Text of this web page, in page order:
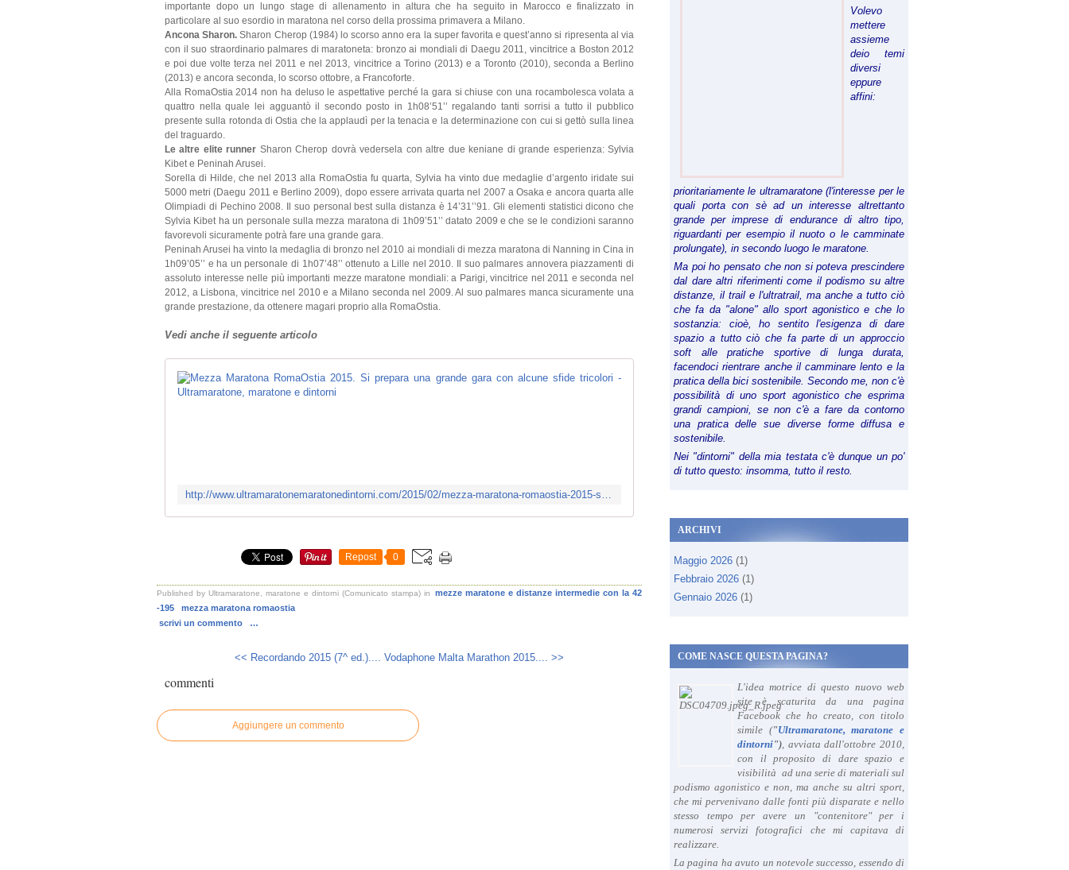
importante dopo un lungo stage di allenamento in altura che ha seguito in Marocco e finalizzato in
particolare al suo esordio in maratona nel corso della prossima primavera a Milano.
Ancona Sharon. Sharon Cherop (1984) lo scorso anno era la super favorita e quest’anno si ripresenta al via
con il suo straordinario palmares di maratoneta: bronzo ai mondiali di Daegu 2011, vincitrice a Boston 2012
e poi due volte terza nel 2011 e nel 2013, vincitrice a Torino (2013) e a Toronto (2010), seconda a Berlino
(2013) e ancora seconda, lo scorso ottobre, a Francoforte.
Alla RomaOstia 2014 non ha deluso le aspettative perché la gara si chiuse con una rocambolesca volata a
quattro nella quale lei agguantò il secondo posto in 1h08’51’’ regalando tanti sorrisi a tutto il pubblico
presente sulla rotonda di Ostia che la applaudì per la tenacia e la determinazione con cui si gettò sulla linea
del traguardo.
Le altre elite runner Sharon Cherop dovrà vedersela con altre due keniane di grande esperienza: Sylvia
Kibet e Peninah Arusei.
Sorella di Hilde, che nel 2013 alla RomaOstia fu quarta, Sylvia ha vinto due medaglie d’argento iridate sui
5000 metri (Daegu 2011 e Berlino 2009), dopo essere arrivata quarta nel 2007 a Osaka e ancora quarta alle
Olimpiadi di Pechino 2008. Il suo personal best sulla distanza è 14’31’’91. Gli elementi statistici dicono che
Sylvia Kibet ha un personale sulla mezza maratona di 1h09’51’’ datato 2009 e che se le condizioni saranno
favorevoli sicuramente potrà fare una grande gara.
Peninah Arusei ha vinto la medaglia di bronzo nel 2010 ai mondiali di mezza maratona di Nanning in Cina in
1h09’05’’ e ha un personale di 1h07’48’’ ottenuto a Lille nel 2010. Il suo palmares annovera piazzamenti di
assoluto interesse nelle più importanti mezze maratone mondiali: a Parigi, vincitrice nel 2011 e seconda nel
2012, a Lisbona, vincitrice nel 2010 e a Milano seconda nel 2009. Al suo palmares manca sicuramente una
grande prestazione, da ottenere magari proprio alla RomaOstia.
Vedi anche il seguente articolo
Mezza Maratona RomaOstia 2015. Si prepara una grande gara con alcune
z
r
http://www.ultramaratonemaratonedintorni.com/2015/02/mezza-maratona-romaostia-2015-si-prepara-una-grande-gara-con-alcune-sfide-tricolori.html
Repost 0
Published by Ultramaratone, maratone e dintorni (Comunicato stampa) in
mezze maratone e distanze intermedie con la 42
-195
mezza maratona romaostia
scrivi un commento
…
<< Recordando 2015 (7^ ed.).... Vodaphone Malta Marathon 2015.... >>
commenti
Aggiungere un commento
Volevo
mettere
assieme
deio temi
diversi
eppure
affini:
prioritariamente le ultramaratone (l'interesse per le
quali porta con sè ad un interesse altrettanto
grande per imprese di endurance di altro tipo,
riguardanti per esempio il nuoto o le camminate
prolungate), in secondo luogo le maratone.
Ma poi ho pensato che non si poteva prescindere
dal dare altri riferimenti come il podismo su altre
distanze, il trail e l'ultratrail, ma anche a tutto ciò
che fa da "alone" allo sport agonistico e che lo
sostanzia: cioè, ho sentito l'esigenza di dare
spazio a tutto ciò che fa parte di un approccio
soft alle pratiche sportive di lunga durata,
facendoci rientrare anche il camminare lento e la
pratica della bici sostenibile. Secondo me, non c'è
possibilità di uno sport agonistico che esprima
grandi campioni, se non c'è a fare da contorno
una pratica delle sue diverse forme diffusa e
sostenibile.
Nei "dintorni" della mia testata c'è dunque un po'
di tutto questo: insomma, tutto il resto.
ARCHIVI
Maggio 2026 (1)
Febbraio 2026 (1)
Gennaio 2026 (1)
COME NASCE QUESTA PAGINA?
L'idea motrice di questo nuovo web
site è scaturita da una pagina
Facebook che ho creato, con titolo
simile ("Ultramaratone, maratone e
dintorni"), avviata dall'ottobre 2010,
con il proposito di dare spazio e
visibilità ad una serie di materiali sul
podismo agonistico e non, ma anche su altri sport,
che mi pervenivano dalle fonti più disparate e nello
stesso tempo per avere un "contenitore" per i
numerosi servizi fotografici che mi capitava di
realizzare.
La pagina ha avuto un notevole successo, essendo di